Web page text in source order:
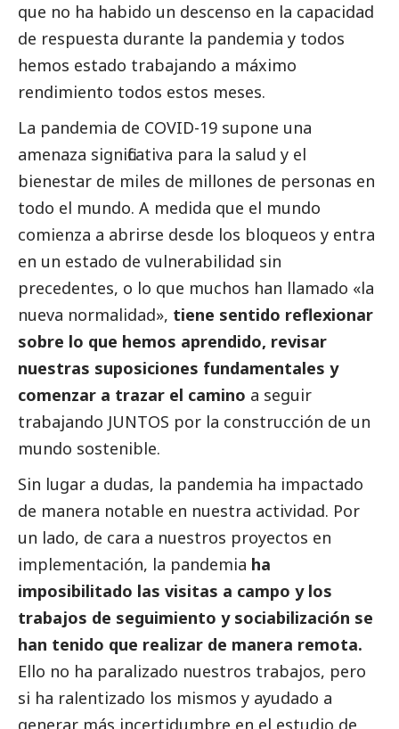
que no ha habido un descenso en la capacidad
de respuesta durante la pandemia y todos
hemos estado trabajando a máximo
rendimiento todos estos meses.
La pandemia de COVID-19 supone una
amenaza significativa para la salud y el
bienestar de miles de millones de personas en
todo el mundo. A medida que el mundo
comienza a abrirse desde los bloqueos y entra
en un estado de vulnerabilidad sin
precedentes, o lo que muchos han llamado «la
nueva normalidad», tiene sentido reflexionar
sobre lo que hemos aprendido, revisar
nuestras suposiciones fundamentales y
comenzar a trazar el camino a seguir
trabajando JUNTOS por la construcción de un
mundo sostenible.
Sin lugar a dudas, la pandemia ha impactado
de manera notable en nuestra actividad. Por
un lado, de cara a nuestros proyectos en
implementación, la pandemia ha
imposibilitado las visitas a campo y los
trabajos de seguimiento y sociabilización se
han tenido que realizar de manera remota.
Ello no ha paralizado nuestros trabajos, pero
si ha ralentizado los mismos y ayudado a